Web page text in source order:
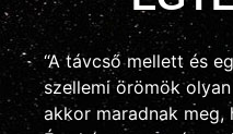
“A távcső mellett és
szellemi örömök
akkor maradnak meg,